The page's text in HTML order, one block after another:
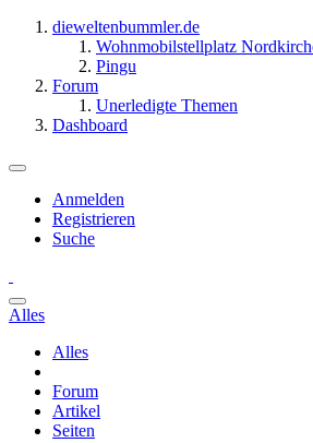
dieweltenbummler.de
Wohnmobilstellplatz
Pingu
Forum
Unerledigte Themen
Dashboard
Anmelden
Registrieren
Suche
Alles
Alles
Forum
Artikel
Seiten